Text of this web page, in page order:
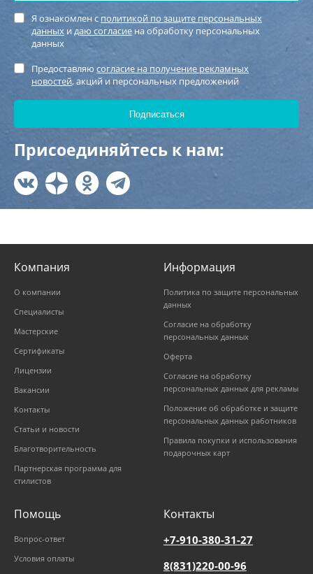
Я ознакомлен с политикой по защите персональных
данных идаю согласие на обработку персональных
данных
Предоставляю согласие на получение рекламных
новостей, акций и персональных предложений
Присоединяйтесь к нам:
Компания
О компании
Специалисты
Мастерские
Сертификаты
Лицензии
Вакансии
Контакты
Статьи и новости
Благотворительность
Партнерская программа для
стилистов
Информация
Политика по защите персональных
данных
Согласие на обработку
персональных данных
Оферта
Согласие на обработку
персональных данных для рекламы
Положение об обработке и защите
персональных данных работников
Правила покупки и использования
подарочных карт
Помощь
Вопрос-ответ
Условия оплаты
Контакты
+7-910-380-31-27
8(831)220-00-96